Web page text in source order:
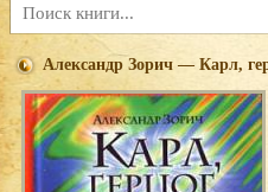
Александр Зорич — Карл,